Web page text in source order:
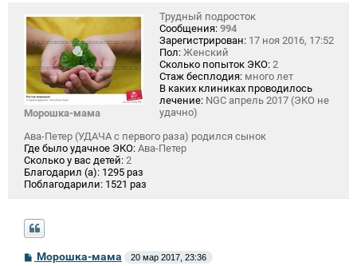
Морошка-мама
Трудный подросток
Сообщения: 994
Зарегистрирован: 17 ноя 2016, 17:52
Пол: Женский
Сколько попыток ЭКО: 2
Стаж бесплодия: много лет
В каких клиниках проводилось
лечение: NGC апрель 2017 (ЭКО не
удачно)
Ава-Петер (УДАЧА с первого раза) родился сынок
Где было удачное ЭКО: Ава-Петер
Сколько у вас детей: 2
Благодарил (а): 1295 раз
Поблагодарили: 1521 раз
СМорошка-мама 20 мар 2017, 23:36